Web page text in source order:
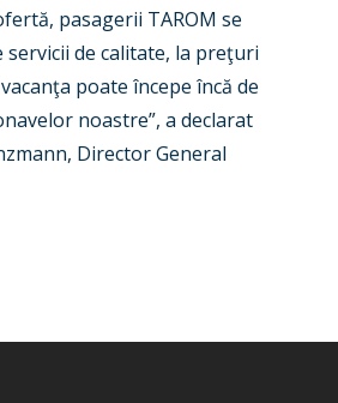
pasagerii TAROM se
servicii de calitate, la preţuri
poate începe încă de
noastre”, a declarat
Director General